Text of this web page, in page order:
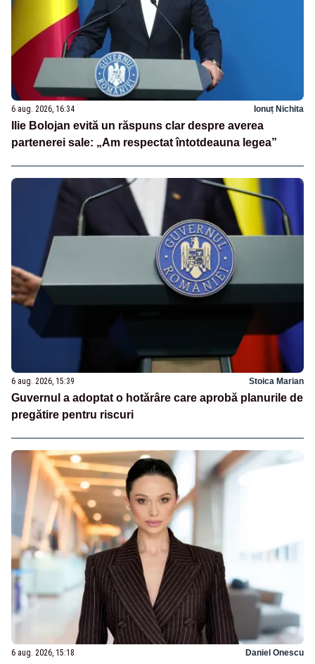
6 aug. 2026, 16:34 Ionuț Nichita
Ilie Bolojan evită un răspuns clar despre averea
partenerei sale: „Am respectat întotdeauna legea”
6 aug. 2026, 15:39 Stoica Marian
Guvernul a adoptat o hotărâre care aprobă planurile de
pregătire pentru riscuri
6 aug. 2026, 15:18 Daniel Onescu